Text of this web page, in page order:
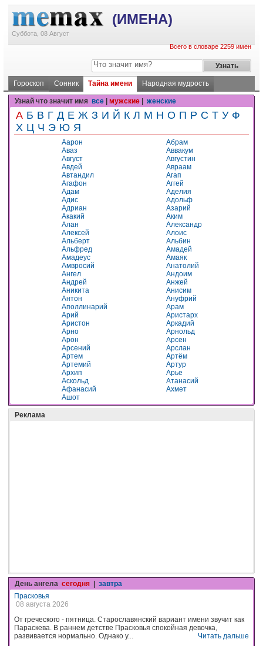
(ИМЕНА)
Суббота, 08 Август
Всего в словаре 2259 имен
Гороскоп Сонник Тайна имени Народная мудрость
Узнай что значит имя все мужские женские
А Б В Г Д Е Ж З И Й К Л М Н О П Р С Т У Ф
Х Ц Ч Э Ю Я
Аарон
Абрам
Аваз
Аввакум
Август
Августин
Авдей
Авраам
Автандил
Агап
Агафон
Аггей
Адам
Аделия
Адис
Адольф
Адриан
Азарий
Акакий
Аким
Алан
Александр
Алексей
Алоис
Альберт
Альбин
Альфред
Амадей
Амадеус
Амаяк
Амвросий
Анатолий
Ангел
Андоим
Андрей
Анжей
Аникита
Анисим
Антон
Ануфрий
Аполлинарий
Арам
Арий
Аристарх
Аристон
Аркадий
Арно
Арнольд
Арон
Арсен
Арсений
Арслан
Артем
Артём
Артемий
Артур
Архип
Арье
Аскольд
Атанасий
Афанасий
Ахмет
Ашот
Реклама
День ангела сегодня
завтра
Прасковья
08 августа 2026
От греческого - пятница. Старославянский вариант имени звучит как
Параскева. В раннем детстве Прасковья спокойная девочка,
развивается нормально. Однако у...
Читать дальше